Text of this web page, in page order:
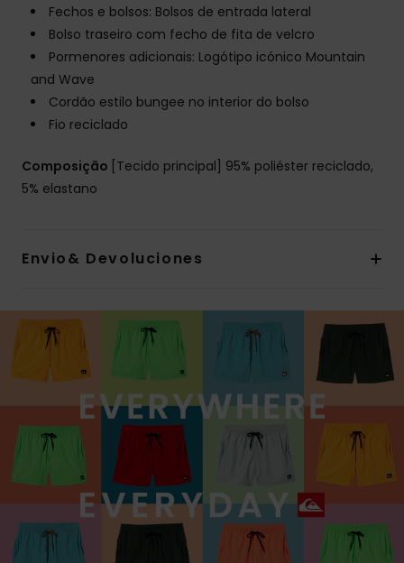
Fechos e bolsos: Bolsos de entrada lateral
Bolso traseiro com fecho de fita de velcro
Pormenores adicionais: Logótipo icónico Mountain
and Wave
Cordão estilo bungee no interior do bolso
Fio reciclado
Composição [Tecido principal] 95% poliéster reciclado,
5% elastano
Envio& Devoluciones